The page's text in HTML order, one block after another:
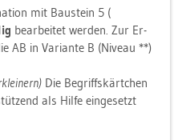
mit Bau­stein 5 (
be­ar­bei­tet wer­den. Zur Er­
AB in Va­ri­an­te B (Ni­veau **)
Die Be­griffs­kärt­chen
als Hilfe ein­ge­setzt